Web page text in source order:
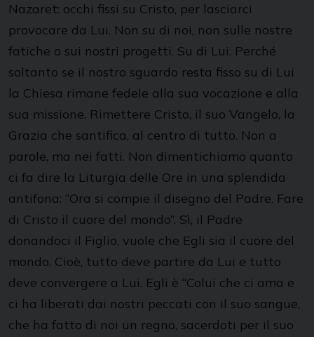
Nazaret: occhi fissi su Cristo, per lasciarci
provocare da Lui. Non su di noi, non sulle nostre
fatiche o sui nostri progetti. Su di Lui. Perché
soltanto se il nostro sguardo resta fisso su di Lui
la Chiesa rimane fedele alla sua vocazione e alla
sua missione. Rimettere Cristo, il suo Vangelo, la
Grazia che santifica, al centro di tutto. Non a
parole, ma nei fatti. Non dimentichiamo quanto
ci fa dire la Liturgia delle Ore in una splendida
antifona: “Ora si compie il disegno del Padre. Fare
di Cristo il cuore del mondo”. Sì, il Padre
donandoci il Figlio, vuole che Egli sia il cuore del
mondo. Cioè, tutto deve partire da Lui e tutto
deve convergere a Lui. Egli è “Colui che ci ama e
ci ha liberati dai nostri peccati con il suo sangue,
che ha fatto di noi un regno, sacerdoti per il suo